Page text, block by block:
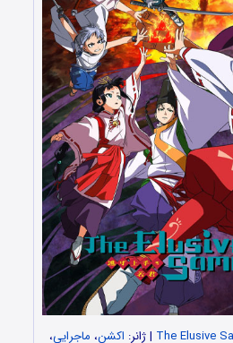
The Elusive | ژانر: اکشن، ماجرایی،